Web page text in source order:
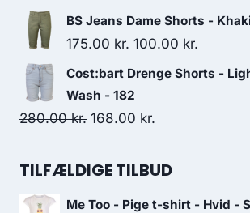
price
was:
price
is:
BS Jeans Dame Shorts -
175.00kr. Original
price
was:
175.00 kr..
100.00 kr.
price
Cost:bart Drenge Shorts -
Wash - 182
280.00kr. Original
was:
168.00 kr.
is:
TILFÆLDIGE TILBUD
Me Too - Pige t-shirt - Hvid -